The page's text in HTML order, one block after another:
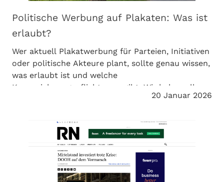
Politische Werbung auf Plakaten: Was ist
erlaubt?
Wer aktuell Plakatwerbung für Parteien, Initiativen
oder politische Akteure plant, sollte genau wissen,
was erlaubt ist und welche
Kennzeichnungspflichten es gibt. Wir haben alle
20 Januar 2026